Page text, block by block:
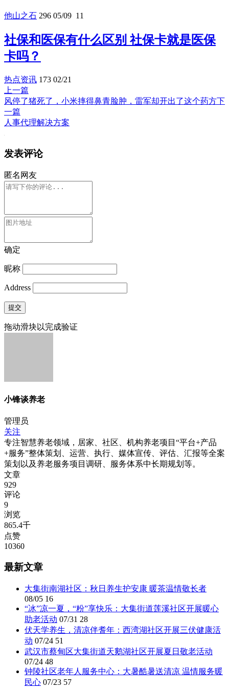
他山之石 296 05/09 11
社保和医保有什么区别 社保卡就是医保
卡吗？
热点资讯 173 02/21
上一篇
风停了猪死了，小米摔得鼻青脸肿，雷军却开出了这个药方下
一篇
人事代理解决方案
发表评论
匿名网友
确定
昵称
Address
提交
拖动滑块以完成验证
小锋谈养老
管理员
关注
专注智慧养老领域，居家、社区、机构养老项目“平台+产品
+服务”整体策划、运营、执行、媒体宣传、评估、汇报等全案
策划以及养老服务项目调研、服务体系中长期规划等。
文章
929
评论
9
浏览
865.4千
点赞
10360
最新文章
大集街南湖社区：秋日养生护安康 暖茶温情敬长者
08/05 16
“冰”凉一夏，“粉”享快乐：大集街道莲溪社区开展暖心
助老活动 07/31 28
伏天学养生，清凉伴耆年：西湾湖社区开展三伏健康活
动 07/24 51
武汉市蔡甸区大集街道天鹅湖社区开展夏日敬老活动
07/24 48
钟陵社区老年人服务中心：大暑酷暑送清凉 温情服务暖
民心 07/23 57